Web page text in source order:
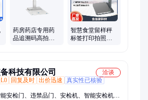
、药品溯源高拍仪、智能柜、留样柜、食品留
药房药店专用药
品追溯码高拍仪
智慧食堂留样秤
标签打印拍照扫
科技有限公司
洽谈
回复及时 出价迅速
真实性已核验
安检门、违禁品门、安检机、智能安检机、